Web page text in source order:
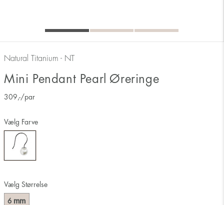
Natural Titanium - NT
Mini Pendant Pearl Øreringe
309 ,-/par
Vælg Størrelse
6 mm
Vælg Farve